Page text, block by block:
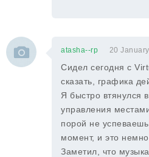
atasha--rp 20
Сидел сегодня с
сказать, графика
Я быстро втянулся
управления
порой не
момент, и это
Заметил, что